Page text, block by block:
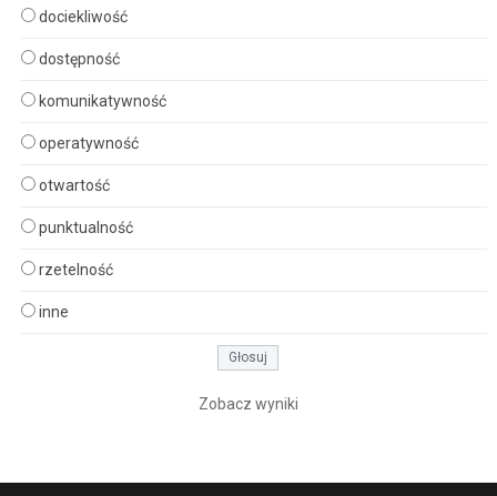
dociekliwość
dostępność
komunikatywność
operatywność
otwartość
punktualność
rzetelność
inne
Zobacz wyniki